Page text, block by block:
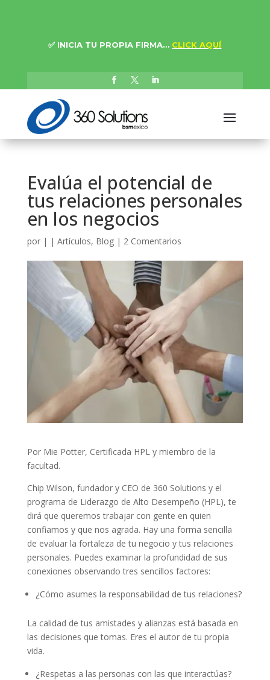
✅ INICIA TU PROPIA FIRMA… CLICK AQUÍ
Evalúa el potencial de
tus relaciones personales
en los negocios
por | | Artículos, Blog| 2 Comentarios
Por Mie Potter, Certificada HPL y miembro de la
facultad.
Chip Wilson, fundador y CEO de 360 Solutions y el
programa de Liderazgo de Alto Desempeño (HPL), te
dirá que queremos trabajar con gente en quien
confiamos y que nos agrada. Hay una forma sencilla
de evaluar la fortaleza de tu negocio y tus relaciones
personales. Puedes examinar la profundidad de sus
conexiones observando tres sencillos factores:
¿Cómo asumes la responsabilidad de tus relaciones?
La calidad de tus amistades y alianzas está basada en
las decisiones que tomas. Eres el autor de tu propia
vida.
¿Respetas a las personas con las que interactúas?